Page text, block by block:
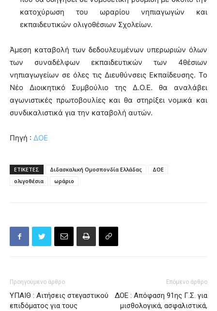
κατοχύρωση του ωραρίου νηπιαγωγών και
εκπαιδευτικών ολιγοθέσιων Σχολείων.
Άμεση καταβολή των δεδουλευμένων υπερωριών όλων
των συναδέλφων εκπαιδευτικών των 4θέσιων
νηπιαγωγείων σε όλες τις Διευθύνσεις Εκπαίδευσης. Το
Νέο Διοικητικό Συμβούλιο της Δ.Ο.Ε. θα αναλάβει
αγωνιστικές πρωτοβουλίες και θα στηρίξει νομικά και
συνδικαλιστικά για την καταβολή αυτών.
Πηγή : ΔΟΕ
ΕΤΙΚΕΤΕΣ Διδασκαλική Ομοσπονδία Ελλάδας
ΔΟΕ
ολιγοθέσια
ωράριο
Προηγούμενο άρθρο
ΥΠΑΙΘ : Αιτήσεις στεγαστικού
επιδόματος για τους
Επόμενο άρθρο
ΔΟΕ : Απόφαση 91ης Γ.Σ. για
μισθολογικά, ασφαλιστικά,